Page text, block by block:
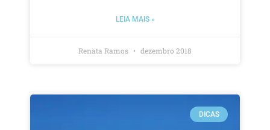
LEIA MAIS »
Renata Ramos dezembro 2018
DICAS